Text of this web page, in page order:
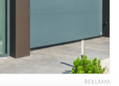
REKLAMA